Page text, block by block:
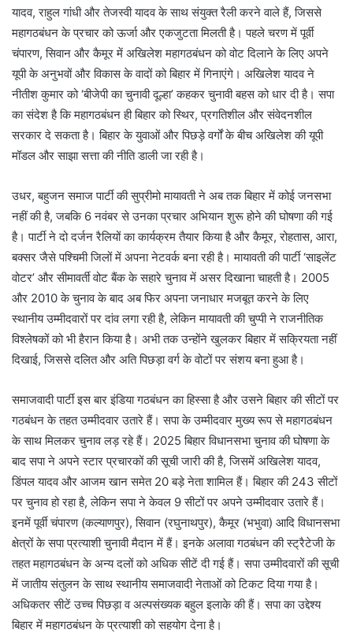
यादव, राहुल गांधी और तेजस्वी यादव के साथ संयुक्त रैली करने वाले हैं, जिससे
महागठबंधन के प्रचार को ऊर्जा और एकजुटता मिलती है। पहले चरण में पूर्वी
चंपारण, सिवान और कैमूर में अखिलेश महागठबंधन को वोट दिलाने के लिए अपने
यूपी के अनुभवों और विकास के वादों को बिहार में गिनाएंगे। अखिलेश यादव ने
नीतीश कुमार को ‘बीजेपी का चुनावी दूल्हा’ कहकर चुनावी बहस को धार दी है। सपा
का संदेश है कि महागठबंधन ही बिहार को स्थिर, प्रगतिशील और संवेदनशील
सरकार दे सकता है। बिहार के युवाओं और पिछड़े वर्गों के बीच अखिलेश की यूपी
मॉडल और साझा सत्ता की नीति डाली जा रही है।
उधर, बहुजन समाज पार्टी की सुप्रीमो मायावती ने अब तक बिहार में कोई जनसभा
नहीं की है, जबकि 6 नवंबर से उनका प्रचार अभियान शुरू होने की घोषणा की गई
है। पार्टी ने दो दर्जन रैलियों का कार्यक्रम तैयार किया है और कैमूर, रोहतास, आरा,
बक्सर जैसे पश्चिमी जिलों में अपना नेटवर्क बना रही है। मायावती की पार्टी ‘साइलेंट
वोटर’ और सीमावर्ती वोट बैंक के सहारे चुनाव में असर दिखाना चाहती है। 2005
और 2010 के चुनाव के बाद अब फिर अपना जनाधार मजबूत करने के लिए
स्थानीय उम्मीदवारों पर दांव लगा रही है, लेकिन मायावती की चुप्पी ने राजनीतिक
विश्लेषकों को भी हैरान किया है। अभी तक उन्होंने खुलकर बिहार में सक्रियता नहीं
दिखाई, जिससे दलित और अति पिछड़ा वर्ग के वोटों पर संशय बना हुआ है।
समाजवादी पार्टी इस बार इंडिया गठबंधन का हिस्सा है और उसने बिहार की सीटों पर
गठबंधन के तहत उम्मीदवार उतारे हैं। सपा के उम्मीदवार मुख्य रूप से महागठबंधन
के साथ मिलकर चुनाव लड़ रहे हैं। 2025 बिहार विधानसभा चुनाव की घोषणा के
बाद सपा ने अपने स्टार प्रचारकों की सूची जारी की है, जिसमें अखिलेश यादव,
डिंपल यादव और आजम खान समेत 20 बड़े नेता शामिल हैं। बिहार की 243 सीटों
पर चुनाव हो रहा है, लेकिन सपा ने केवल 9 सीटों पर अपने उम्मीदवार उतारे हैं।
इनमें पूर्वी चंपारण (कल्याणपुर), सिवान (रघुनाथपुर), कैमूर (भभुवा) आदि विधानसभा
क्षेत्रों के सपा प्रत्याशी चुनावी मैदान में हैं। इनके अलावा गठबंधन की स्ट्रैटेजी के
तहत महागठबंधन के अन्य दलों को अधिक सीटें दी गई हैं। सपा उम्मीदवारों की सूची
में जातीय संतुलन के साथ स्थानीय समाजवादी नेताओं को टिकट दिया गया है।
अधिकतर सीटें उच्च पिछड़ा व अल्पसंख्यक बहुल इलाके की हैं। सपा का उद्देश्य
बिहार में महागठबंधन के प्रत्याशी को सहयोग देना है।